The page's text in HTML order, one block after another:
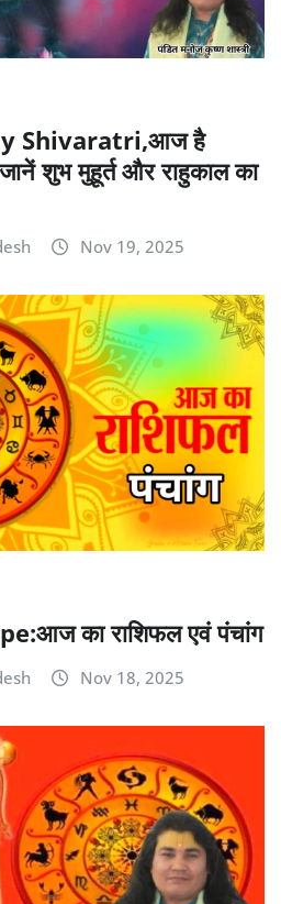
Shivaratri,आज है
जानें शुभ मुहूर्त और राहुकाल का
Nov 19, 2025
का राशिफल एवं पंचांग
Nov 18, 2025